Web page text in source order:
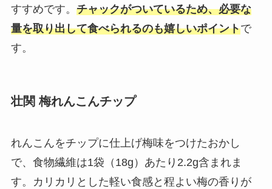
すすめです。 チャックがついているため、必要な
量を取り出して食べられるのも嬉しいポイントで
す。
壮関 梅れんこんチップ
れんこんをチップに仕上げ梅味をつけたおかし
で、食物繊維は1袋（18g）あたり2.2g含まれま
す。カリカリとした軽い食感と程よい梅の香りが